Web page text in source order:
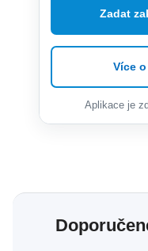
Zadat
Více o
Aplikace je